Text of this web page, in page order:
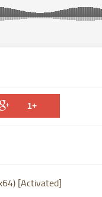
[Activated]